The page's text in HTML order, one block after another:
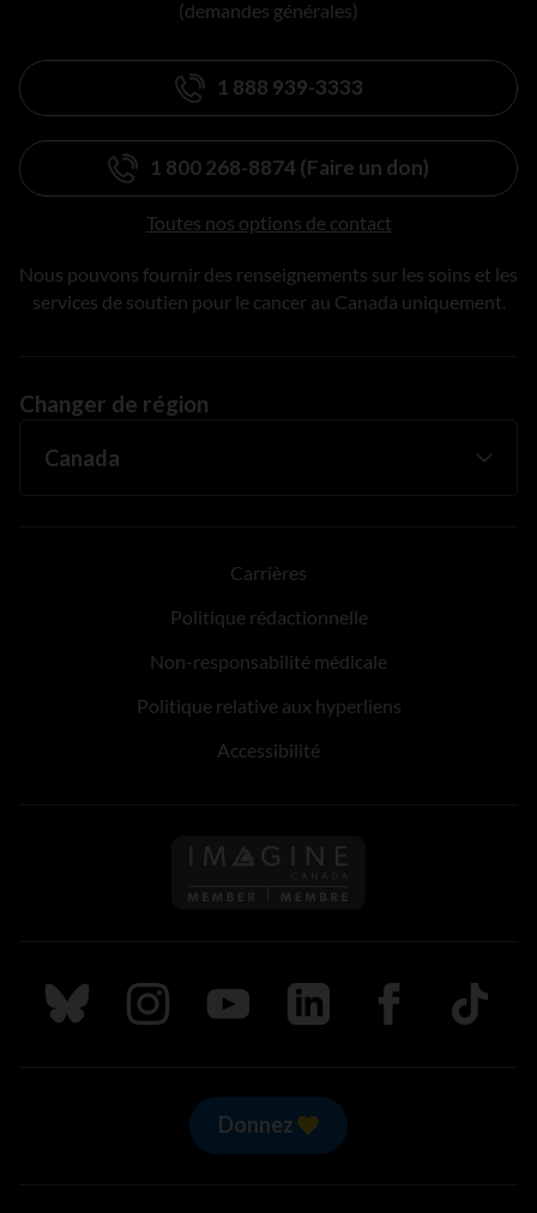
(demandes générales)
1 888 939-3333
1 800 268-8874 (Faire un don)
Toutes nos options de contact
Nous pouvons fournir des renseignements sur les soins et les
services de soutien pour le cancer au Canada uniquement.
Changer de région
Carrières
Politique rédactionnelle
Non-responsabilité médicale
Politique relative aux hyperliens
Accessibilité
Suivez nous sur Bluesky
Suivez nous sur Instagram
Suivez nous sur Youtube
Suivez nous sur LinkedIn
Suivez nous sur
TikTok
Donnez